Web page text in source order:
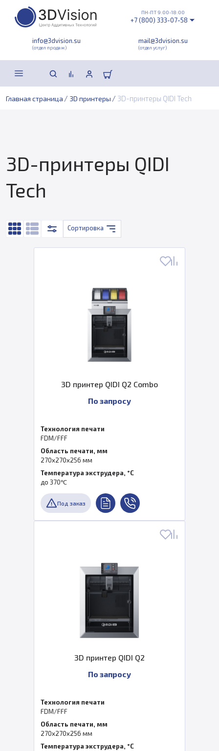
info@3dvision.su
(отдел продаж)
mail@3dvision.su
(отдел услуг)
ПН-ПТ 9:00-18:00
+7 (800) 333-07-58
Главная страница / 3D принтеры / 3D-принтеры QIDI Tech
3D-принтеры QIDI
Tech
Сортировка
3D принтер QIDI Q2 Combo
По запросу
Технология печати
FDM/FFF
Область печати, мм
270x270x256 мм
Температура экструдера, °C
до 370℃
Под заказ
3D принтер QIDI Q2
По запросу
Технология печати
FDM/FFF
Область печати, мм
270x270x256 мм
Температура экструдера, °C